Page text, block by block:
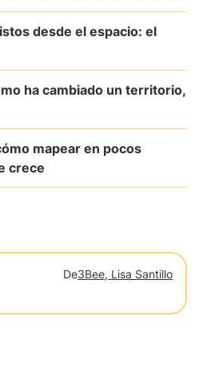
desde el espacio: el
ha cambiado un territorio,
mapear en pocos
crece
De3Bee, Lisa Santillo